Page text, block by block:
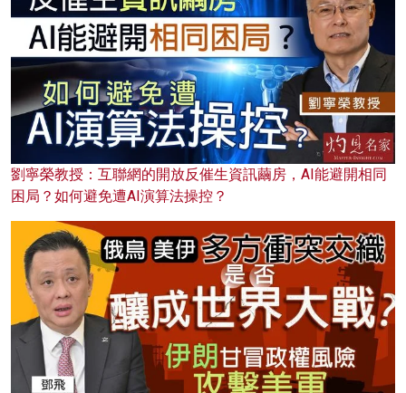
劉寧榮教授：互聯網的開放反催生資訊繭房，AI能避開相同
困局？如何避免遭AI演算法操控？